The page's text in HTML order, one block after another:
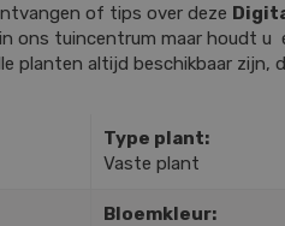
of tips over deze
ons tuincentrum maar houdt u
planten altijd beschikbaar zijn,
Type plant:
Vaste plant
Bloemkleur: